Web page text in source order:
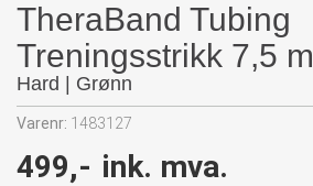
TheraBand Tubing
Treningsstrikk 7,5 m
Hard | Grønn
Varenr: 1483127
499,- ink. mva.